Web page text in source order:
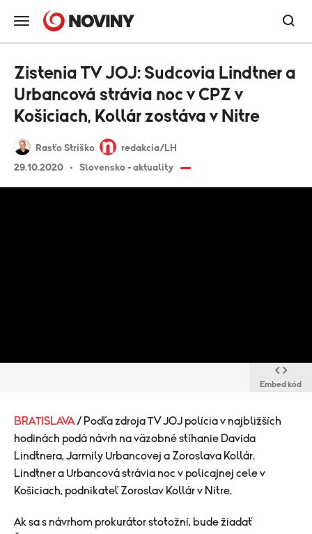
Rasťo Striško
redakcia/LH
29.10.2020
Slovensko - aktuality
Zistenia TV JOJ: Sudcovia Lindtner a
Urbancová strávia noc v CPZ v
Košiciach, Kollár zostáva v Nitre
Embed kód
BRATISLAVA / Podľa zdroja TV JOJ polícia v najbližších
hodinách podá návrh na väzobné stíhanie Davida
Lindtnera, Jarmily Urbancovej a Zoroslava Kollár.
Lindtner a Urbancová strávia noc v policajnej cele v
Košiciach, podnikateľ Zoroslav Kollár v Nitre.
Ak sa s návrhom prokurátor stotožní, bude žiadať